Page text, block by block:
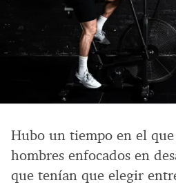
Hubo un tiempo en el que
hombres enfocados en
que tenían que elegir